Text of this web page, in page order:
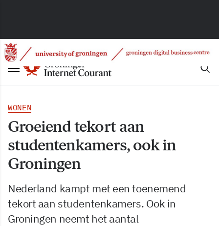
WONEN
Groeiend tekort aan
studentenkamers, ook in
Groningen
Nederland kampt met een toenemend
tekort aan studentenkamers. Ook in
Groningen neemt het aantal